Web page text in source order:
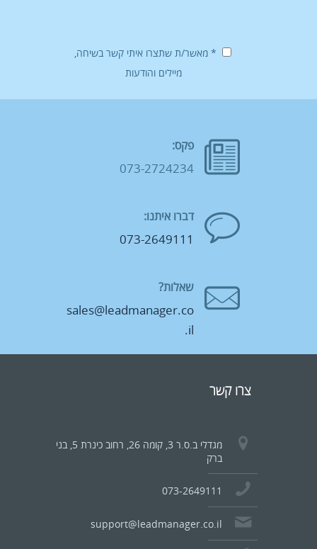
* מאשר/ת שתצרו איתי קשר בשיחה,
מיילים והודעות
פקס:
073-2724234
דברו איתנו:
073-2649111
שאלות?
sales@leadmanager.co
.il
צרו קשר
מגדלי ב.ס.ר 3, קומה 26, רחוב כינרת 5, בני
ברק
073-2649111
support@leadmanager.co.il